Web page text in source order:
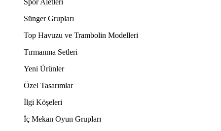
Sünger Grupları
Top Havuzu ve Trambolin Modelleri
Tırmanma Setleri
Yeni Ürünler
Özel Tasarımlar
İlgi Köşeleri
İç Mekan Oyun Grupları